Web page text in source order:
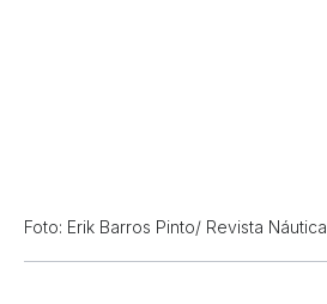
Foto: Erik Barros Pinto/ Revista Náutica